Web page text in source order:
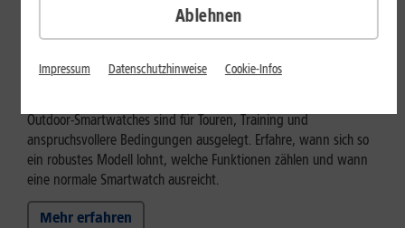
Outdoor-Smartwatch: Für wen
eignen sich die robusten Modelle?
Outdoor-Smartwatches sind für Touren, Training und
anspruchsvollere Bedingungen ausgelegt. Erfahre, wann sich so
ein robustes Modell lohnt, welche Funktionen zählen und wann
eine normale Smartwatch ausreicht.
Mehr erfahren
Ablehnen
Impressum Datenschutzhinweise Cookie-Infos